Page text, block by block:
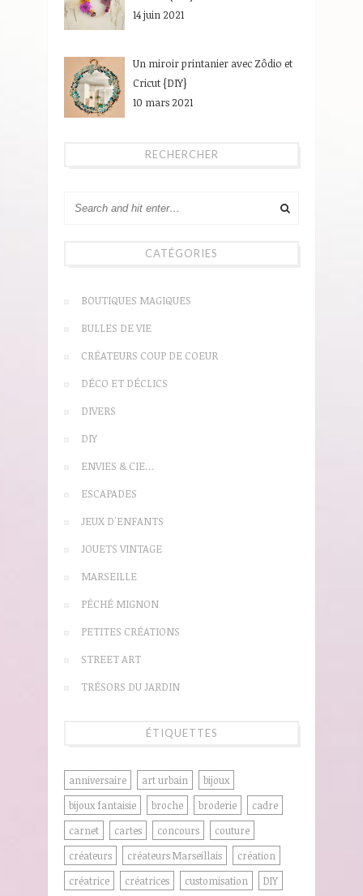
14 juin 2021
Un miroir printanier avec Zôdio et
Cricut {DIY}
10 mars 2021
RECHERCHER
CATÉGORIES
BOUTIQUES MAGIQUES
BULLES DE VIE
CRÉATEURS COUP DE COEUR
DÉCO ET DÉCLICS
DIVERS
DIY
ENVIES & CIE…
ESCAPADES
JEUX D'ENFANTS
JOUETS VINTAGE
MARSEILLE
PÉCHÉ MIGNON
PETITES CRÉATIONS
STREET ART
TRÉSORS DU JARDIN
ÉTIQUETTES
anniversaire art urbain
bijoux
bijoux fantaisie
broche broderie
cadre
carnet
cartes concours
couture
créateurs
créateurs Marseillais
création
créatrice
créatrices customisation DIY